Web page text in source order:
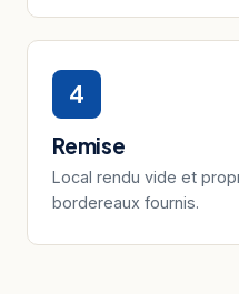
4
Remise
Local rendu vide et
bordereaux fournis.